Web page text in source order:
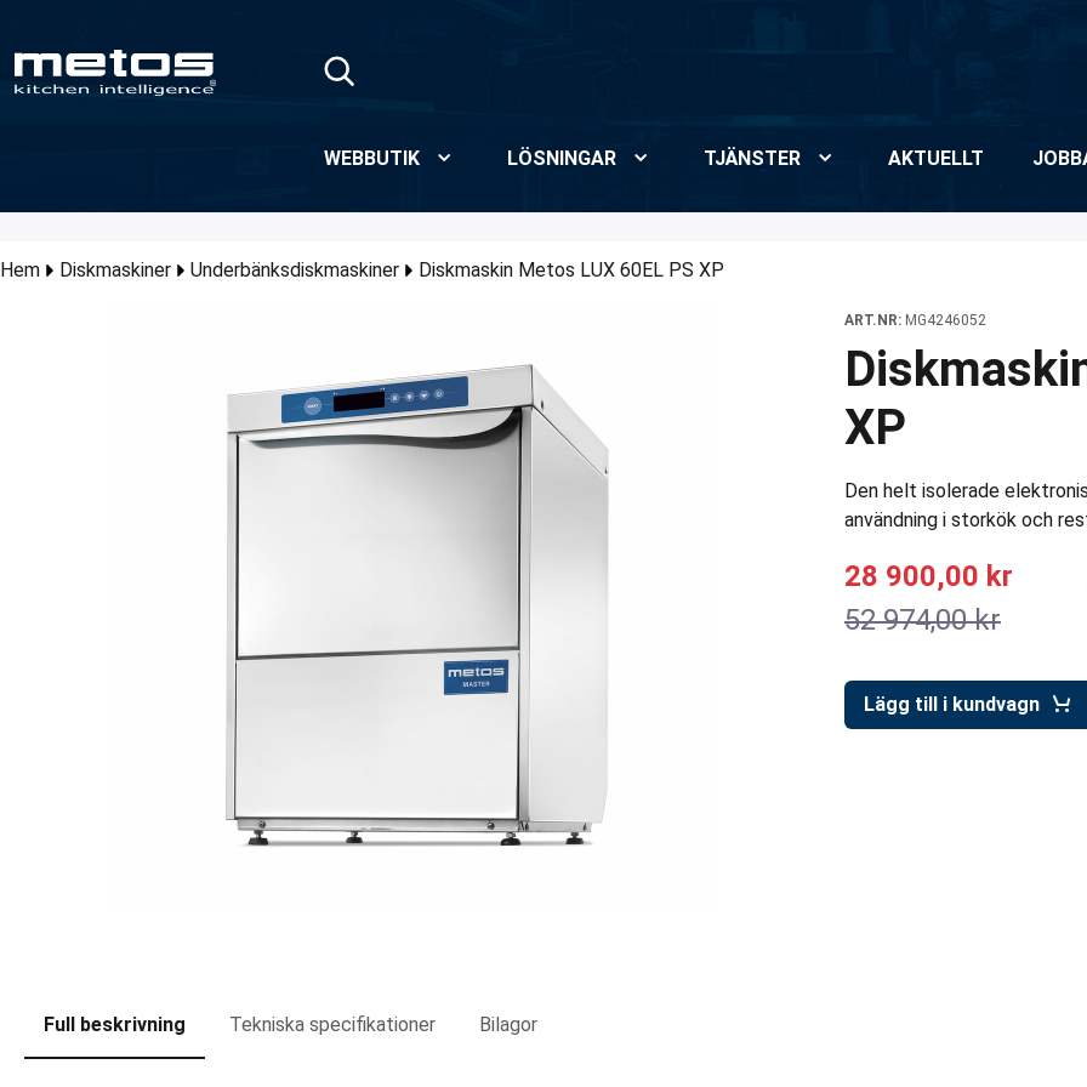
WEBBUTIK LÖSNINGAR TJÄNSTER AKTUELLT
Hem Diskmaskiner Underbänksdiskmaskiner Diskmaskin Metos LUX 60EL PS XP
ART.NR: MG4246052
XP
Den helt isolerade
användning i storkök och
52 974,00 kr
28 900,00 kr
Lägg till i kundvagn
Full beskrivning Tekniska specifikationer Bilagor